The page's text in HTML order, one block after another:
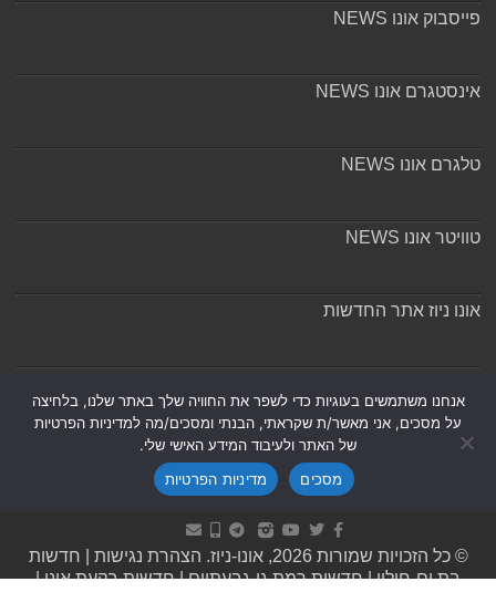
פייסבוק אונו NEWS
אינסטגרם אונו NEWS
טלגרם אונו NEWS
טוויטר אונו NEWS
אונו ניוז אתר החדשות
© כל הזכויות שמורות 2026, אונו-ניוז. הצהרת נגישות
חדשות
בת ים-חולון|חדשות רמת גן-גבעתיים|חדשות בקעת אונו|
אנחנו משתמשים בעוגיות כדי לשפר את החוויה שלך באתר שלנו, בלחיצה
על מסכים, אני מאשר/ת שקראתי, הבנתי ומסכים/מה למדיניות הפרטיות
של האתר ולעיבוד המידע האישי שלי.
מסכים
מדיניות הפרטיות